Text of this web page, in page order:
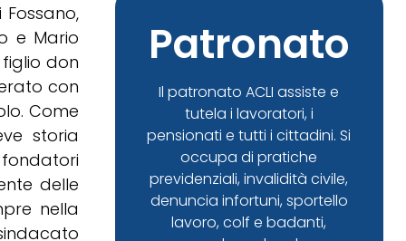
e Mario
don
con
Come
storia
delle
nella
Patronato
Il patronato ACLI assiste e
tutela i lavoratori, i
pensionati e tutti i cittadini. Si
occupa di pratiche
previdenziali, invalidità civile,
denuncia infortuni, sportello
lavoro, colf e badanti,